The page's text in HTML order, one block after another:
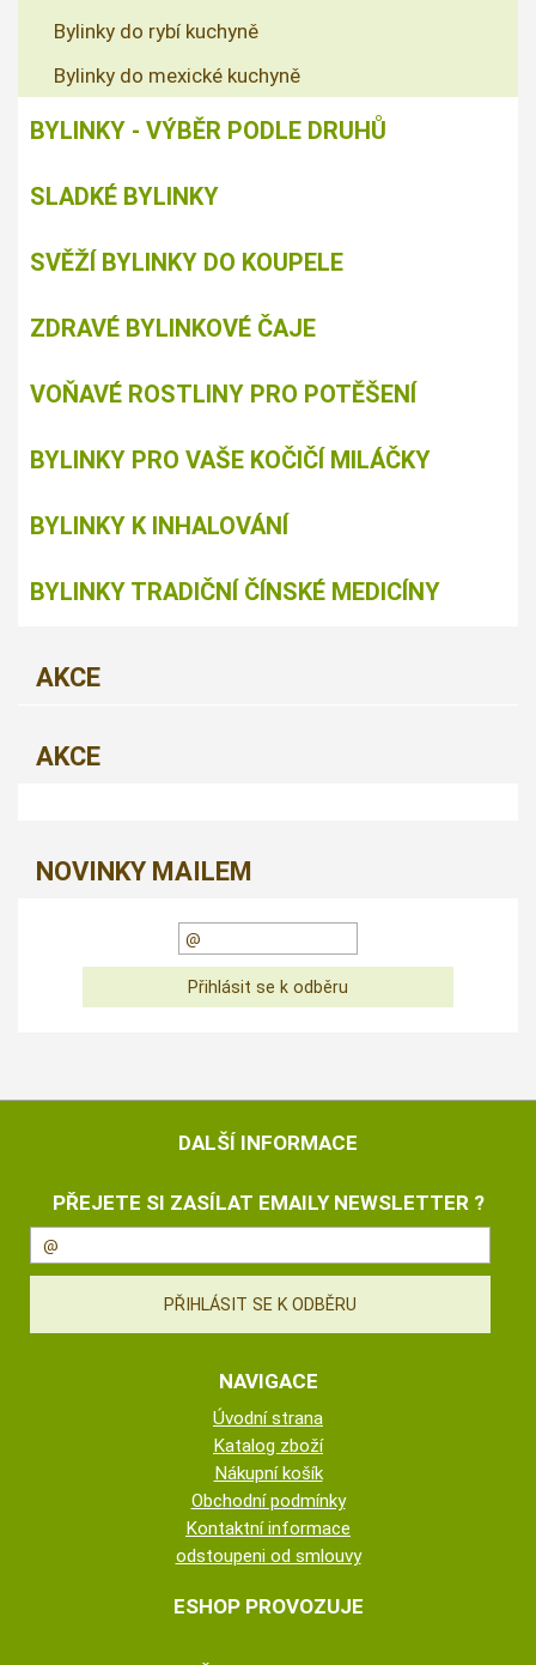
Bylinky do rybí kuchyně
Bylinky do mexické kuchyně
BYLINKY - VÝBĚR PODLE DRUHŮ
SLADKÉ BYLINKY
SVĚŽÍ BYLINKY DO KOUPELE
ZDRAVÉ BYLINKOVÉ ČAJE
VOŇAVÉ ROSTLINY PRO POTĚŠENÍ
BYLINKY PRO VAŠE KOČIČÍ MILÁČKY
BYLINKY K INHALOVÁNÍ
BYLINKY TRADIČNÍ ČÍNSKÉ MEDICÍNY
AKCE
AKCE
NOVINKY MAILEM
DALŠÍ INFORMACE
PŘEJETE SI ZASÍLAT EMAILY NEWSLETTER ?
NAVIGACE
Úvodní strana
Katalog zboží
Nákupní košík
Obchodní podmínky
Kontaktní informace
odstoupeni od smlouvy
ESHOP PROVOZUJE